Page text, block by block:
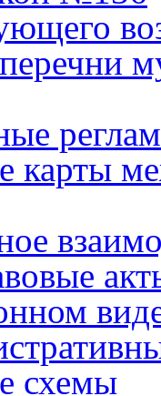
карты
схемы